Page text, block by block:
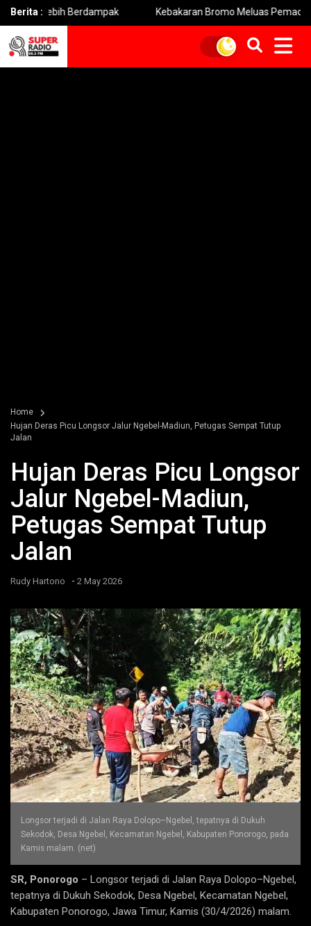
Berita :
Berdampak Kebakaran Bromo Meluas Pemadaman
Home
Hujan Deras Picu Longsor Jalur Ngebel-Madiun, Petugas Sempat Tutup
Jalan
Hujan Deras Picu Longsor
Jalur Ngebel-Madiun,
Petugas Sempat Tutup
Jalan
Rudy Hartono - 2 May 2026
Longsor terjadi di Jalan Raya Dolopo–Ngebel, tepatnya di Dukuh
Sekodok, Desa Ngebel, Kecamatan Ngebel, Kabupaten Ponorogo, pada
Kamis malam. (net)
SR, Ponorogo – Longsor terjadi di Jalan Raya Dolopo–Ngebel,
tepatnya di Dukuh Sekodok, Desa Ngebel, Kecamatan Ngebel,
Kabupaten Ponorogo, Jawa Timur, Kamis (30/4/2026) malam.